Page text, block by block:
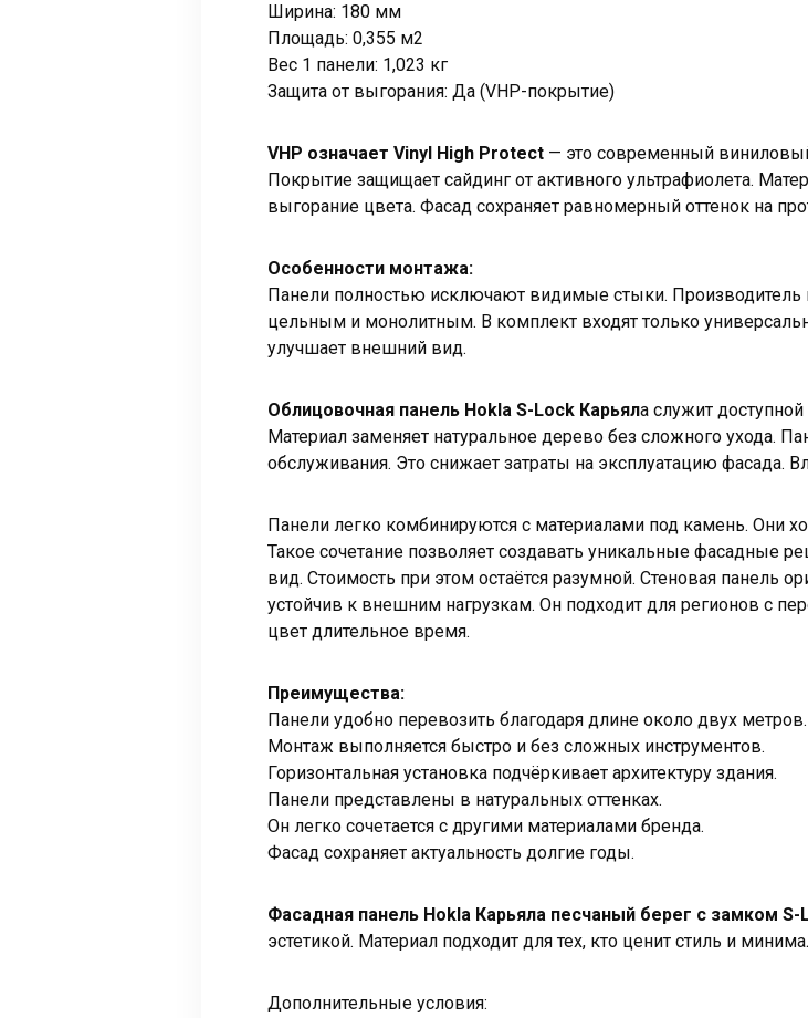
Ширина: 180 мм
Площадь: 0,355 м2
Вес 1 панели: 1,023 кг
Защита от выгорания: Да (VHP-покрытие)
VHP означает Vinyl High Protect — это современный
Покрытие защищает сайдинг от активного ультрафиолета.
выгорание цвета. Фасад сохраняет равномерный оттенок на
Особенности монтажа:
Панели полностью исключают видимые стыки. Производитель
цельным и монолитным. В комплект входят только
улучшает внешний вид.
Облицовочная панель Hokla S-Lock Карьяла служит
Материал заменяет натуральное дерево без сложного ухода.
обслуживания. Это снижает затраты на эксплуатацию фасада.
Панели легко комбинируются с материалами под камень. Они
Такое сочетание позволяет создавать уникальные фасадные
вид. Стоимость при этом остаётся разумной. Стеновая панель
устойчив к внешним нагрузкам. Он подходит для регионов с
цвет длительное время.
Преимущества:
Панели удобно перевозить благодаря длине около двух метров.
Монтаж выполняется быстро и без сложных инструментов.
Горизонтальная установка подчёркивает архитектуру здания.
Панели представлены в натуральных оттенках.
Он легко сочетается с другими материалами бренда.
Фасад сохраняет актуальность долгие годы.
Фасадная панель Hokla Карьяла песчаный берег с замком S-
эстетикой. Материал подходит для тех, кто ценит стиль и
Дополнительные условия: